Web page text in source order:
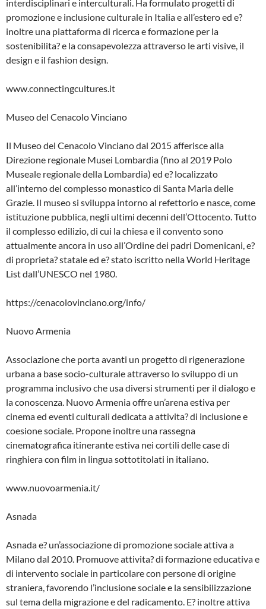
interdisciplinari e interculturali. Ha formulato progetti di
promozione e inclusione culturale in Italia e all’estero ed e?
inoltre una piattaforma di ricerca e formazione per la
sostenibilita? e la consapevolezza attraverso le arti visive, il
design e il fashion design.
www.connectingcultures.it
Museo del Cenacolo Vinciano
Il Museo del Cenacolo Vinciano dal 2015 afferisce alla
Direzione regionale Musei Lombardia (fino al 2019 Polo
Museale regionale della Lombardia) ed e? localizzato
all’interno del complesso monastico di Santa Maria delle
Grazie. Il museo si sviluppa intorno al refettorio e nasce, come
istituzione pubblica, negli ultimi decenni dell’Ottocento. Tutto
il complesso edilizio, di cui la chiesa e il convento sono
attualmente ancora in uso all’Ordine dei padri Domenicani, e?
di proprieta? statale ed e? stato iscritto nella World Heritage
List dall’UNESCO nel 1980.
https://cenacolovinciano.org/info/
Nuovo Armenia
Associazione che porta avanti un progetto di rigenerazione
urbana a base socio-culturale attraverso lo sviluppo di un
programma inclusivo che usa diversi strumenti per il dialogo e
la conoscenza. Nuovo Armenia offre un’arena estiva per
cinema ed eventi culturali dedicata a attivita? di inclusione e
coesione sociale. Propone inoltre una rassegna
cinematografica itinerante estiva nei cortili delle case di
ringhiera con film in lingua sottotitolati in italiano.
www.nuovoarmenia.it/
Asnada
Asnada e? un’associazione di promozione sociale attiva a
Milano dal 2010. Promuove attivita? di formazione educativa e
di intervento sociale in particolare con persone di origine
straniera, favorendo l’inclusione sociale e la sensibilizzazione
sul tema della migrazione e del radicamento. E? inoltre attiva